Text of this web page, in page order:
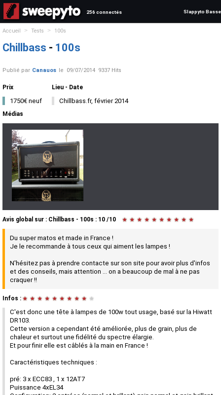
256 connectés Slappyto Basse
Accueil > Tests > 100s
Chillbass - 100s
Publié par Canauos le 09/07/2014 9337 Hits
Prix
1750€ neuf
Lieu - Date
Chillbass.fr, février 2014
Médias
Avis global sur : Chillbass - 100s : 10 /10 ★ ★ ★ ★ ★ ★ ★ ★ ★ ★
Du super matos et made in France !
Je le recommande à tous ceux qui aiment les lampes !
N'hésitez pas à prendre contacte sur son site pour avoir plus d'infos
et des conseils, mais attention ... on a beaucoup de mal à ne pas
craquer !!
Infos : ★ ★ ★ ★ ★ ★ ★ ★ ★ ★
C'est donc une tête à lampes de 100w tout usage, basé sur la Hiwatt
DR103.
Cette version a cependant été améliorée, plus de grain, plus de
chaleur et surtout une fidélité du spectre élargie.
Et pour finir elle est câblés à la main en France !
Caractéristiques techniques :
pré: 3 x ECC83 , 1 x 12AT7
Puissance 4xEL34